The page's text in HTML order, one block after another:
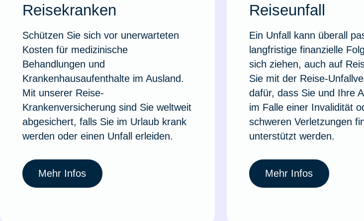
Ausstellungsversicherung
Valorenversicherung
Oldtimersammlungsversicherung
Zur Produktübersicht
Reisekranken
Schützen Sie sich vor unerwarteten
Kosten für medizinische
Behandlungen und
Krankenhausaufenthalte im Ausland.
Mit unserer Reise-
Krankenversicherung sind Sie weltweit
abgesichert, falls Sie im Urlaub krank
werden oder einen Unfall erleiden.
Mehr Infos
Reiseunfall
Ein Unfall kann überall
langfristige finanzielle
sich ziehen, auch auf
Sie mit der Reise-
dafür, dass Sie und Ihre
im Falle einer Invalidität
schweren Verletzungen
unterstützt werden.
Mehr Infos